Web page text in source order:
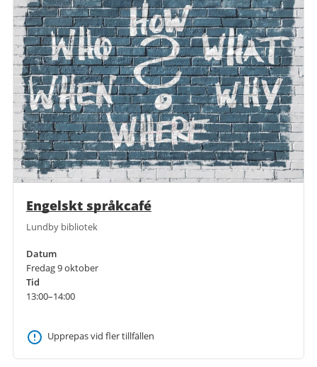
Engelskt språkcafé
Lundby bibliotek
Datum
Fredag 9 oktober
Tid
13:00–14:00
Upprepas vid fler tillfällen